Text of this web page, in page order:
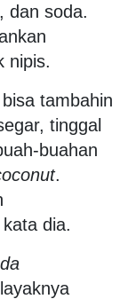
dan soda.
nipis.
tambahin
tinggal
buahan
.
dia.